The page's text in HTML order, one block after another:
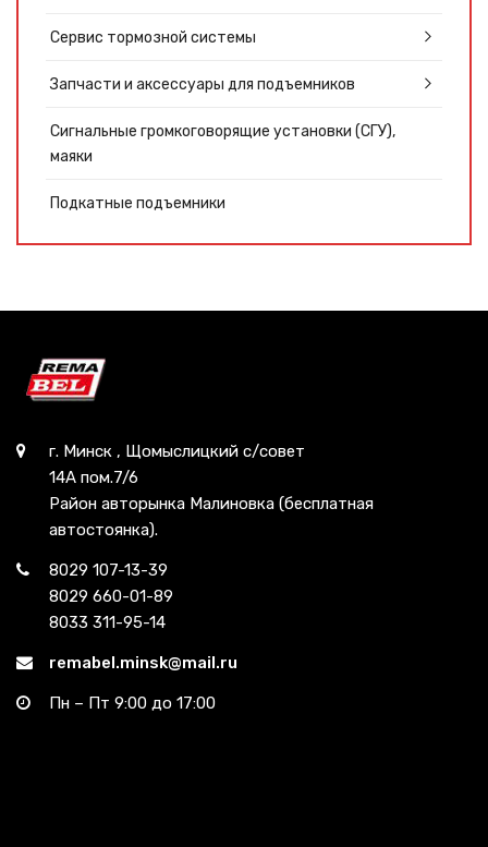
Сервис тормозной системы
Запчасти и аксессуары для подъемников
Сигнальные громкоговорящие установки (СГУ),
маяки
Подкатные подъемники
г. Минск , Щомыслицкий с/совет
14А пом.7/6
Район авторынка Малиновка (бесплатная
автостоянка).
8029 107-13-39
8029 660-01-89
8033 311-95-14
remabel.minsk@mail.ru
Пн – Пт 9:00 до 17:00